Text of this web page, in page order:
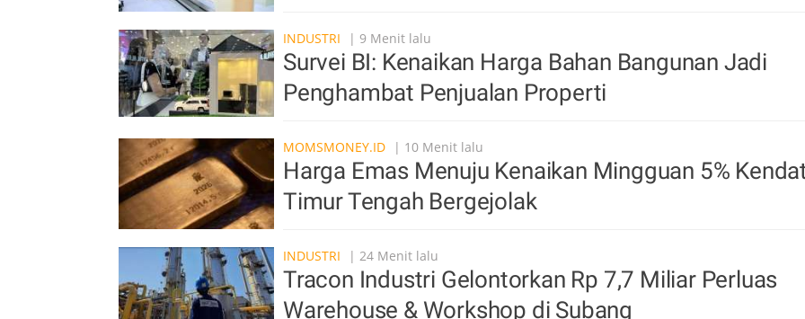
INDUSTRI | 9 Menit lalu
Survei BI: Kenaikan Harga Bahan Bangunan Jadi
Penghambat Penjualan Properti
MOMSMONEY.ID | 10 Menit lalu
Harga Emas Menuju Kenaikan Mingguan 5%
Timur Tengah Bergejolak
INDUSTRI | 24 Menit lalu
Tracon Industri Gelontorkan Rp 7,7 Miliar Perluas
Warehouse & Workshop di Subang